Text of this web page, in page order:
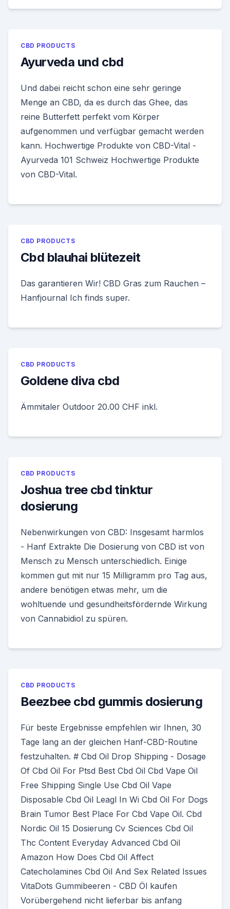
CBD PRODUCTS
Ayurveda und cbd
Und dabei reicht schon eine sehr geringe
Menge an CBD, da es durch das Ghee, das
reine Butterfett perfekt vom Körper
aufgenommen und verfügbar gemacht werden
kann. Hochwertige Produkte von CBD-Vital -
Ayurveda 101 Schweiz Hochwertige Produkte
von CBD-Vital.
CBD PRODUCTS
Cbd blauhai blütezeit
Das garantieren Wir! CBD Gras zum Rauchen –
Hanfjournal Ich finds super.
CBD PRODUCTS
Goldene diva cbd
Ämmitaler Outdoor 20.00 CHF inkl.
CBD PRODUCTS
Joshua tree cbd tinktur
dosierung
Nebenwirkungen von CBD: Insgesamt harmlos
- Hanf Extrakte Die Dosierung von CBD ist von
Mensch zu Mensch unterschiedlich. Einige
kommen gut mit nur 15 Milligramm pro Tag aus,
andere benötigen etwas mehr, um die
wohltuende und gesundheitsfördernde Wirkung
von Cannabidiol zu spüren.
CBD PRODUCTS
Beezbee cbd gummis dosierung
Für beste Ergebnisse empfehlen wir Ihnen, 30
Tage lang an der gleichen Hanf-CBD-Routine
festzuhalten. # Cbd Oil Drop Shipping - Dosage
Of Cbd Oil For Ptsd Best Cbd Oil Cbd Vape Oil
Free Shipping Single Use Cbd Oil Vape
Disposable Cbd Oil Leagl In Wi Cbd Oil For Dogs
Brain Tumor Best Place For Cbd Vape Oil. Cbd
Nordic Oil 15 Dosierung Cv Sciences Cbd Oil
Thc Content Everyday Advanced Cbd Oil
Amazon How Does Cbd Oil Affect
Catecholamines Cbd Oil And Sex Related Issues
VitaDots Gummibeeren - CBD Öl kaufen
Vorübergehend nicht lieferbar bis anfang